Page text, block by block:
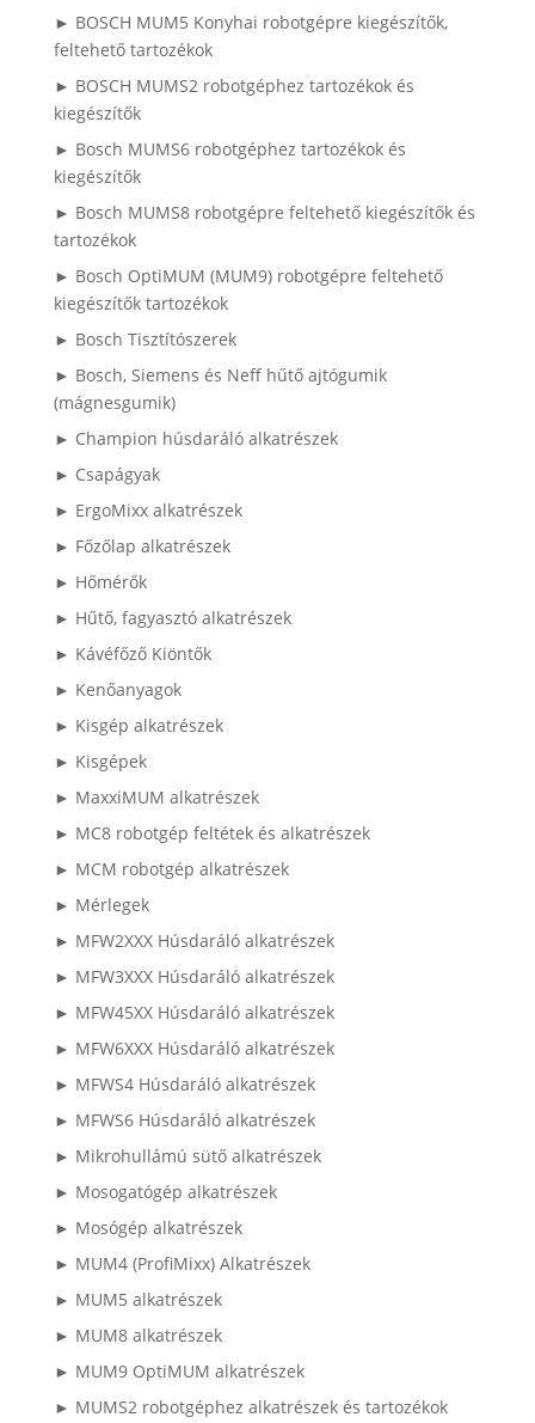
► BOSCH MUM5 Konyhai robotgépre kiegészítők,
feltehető tartozékok
► BOSCH MUMS2 robotgéphez tartozékok és
kiegészítők
► Bosch MUMS6 robotgéphez tartozékok és
kiegészítők
► Bosch MUMS8 robotgépre feltehető kiegészítők és
tartozékok
► Bosch OptiMUM (MUM9) robotgépre feltehető
kiegészítők tartozékok
► Bosch Tisztítószerek
► Bosch, Siemens és Neff hűtő ajtógumik
(mágnesgumik)
► Champion húsdaráló alkatrészek
► Csapágyak
► ErgoMixx alkatrészek
► Főzőlap alkatrészek
► Hőmérők
► Hűtő, fagyasztó alkatrészek
► Kávéfőző Kiöntők
► Kenőanyagok
► Kisgép alkatrészek
► Kisgépek
► MaxxiMUM alkatrészek
► MC8 robotgép feltétek és alkatrészek
► MCM robotgép alkatrészek
► Mérlegek
► MFW2XXX Húsdaráló alkatrészek
► MFW3XXX Húsdaráló alkatrészek
► MFW45XX Húsdaráló alkatrészek
► MFW6XXX Húsdaráló alkatrészek
► MFWS4 Húsdaráló alkatrészek
► MFWS6 Húsdaráló alkatrészek
► Mikrohullámú sütő alkatrészek
► Mosogatógép alkatrészek
► Mosógép alkatrészek
► MUM4 (ProfiMixx) Alkatrészek
► MUM5 alkatrészek
► MUM8 alkatrészek
► MUM9 OptiMUM alkatrészek
► MUMS2 robotgéphez alkatrészek és tartozékok